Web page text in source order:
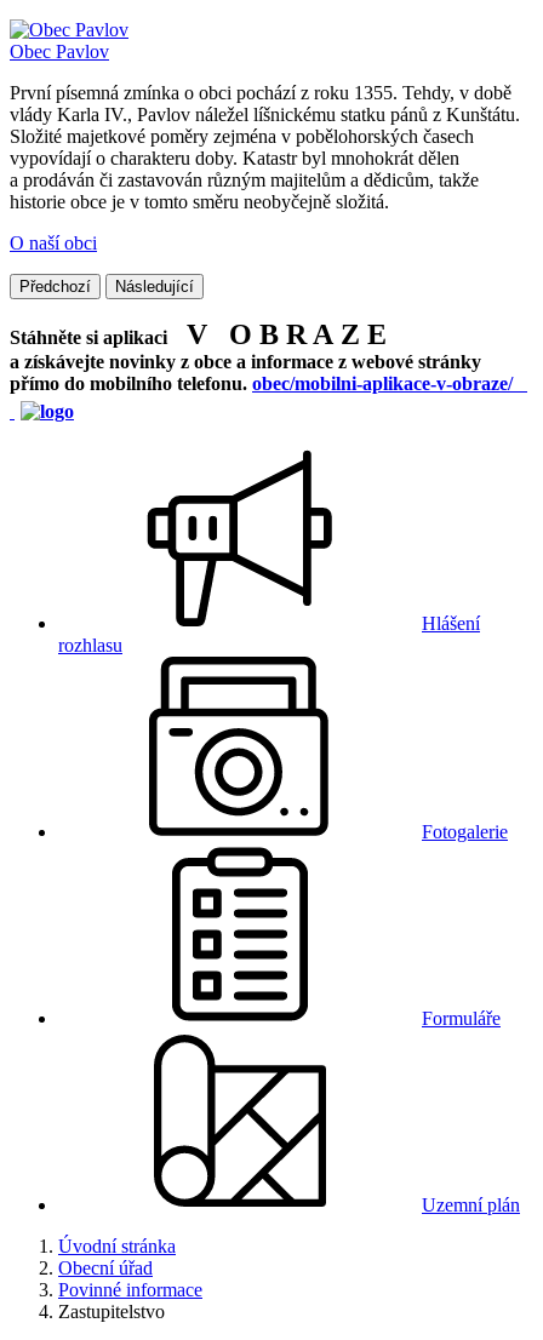
Obec Pavlov
První písemná zmínka o obci pochází z roku 1355. Tehdy, v době
vlády Karla IV., Pavlov náležel líšnickému statku pánů z Kunštátu.
Složité majetkové poměry zejména v pobělohorských časech
vypovídají o charakteru doby. Katastr byl mnohokrát dělen
a prodáván či zastavován různým majitelům a dědicům, takže
historie obce je v tomto směru neobyčejně složitá.
O naší obci
Předchozí Následující
Stáhněte si aplikaci V O B R A Z E
a získávejte novinky z obce a informace z webové stránky
přímo do mobilního telefonu. obec/mobilni-aplikace-v-obraze/
Hlášení
rozhlasu
Fotogalerie
Formuláře
Uzemní plán
Úvodní stránka
Obecní úřad
Povinné informace
Zastupitelstvo